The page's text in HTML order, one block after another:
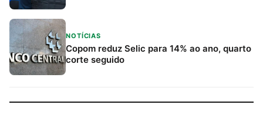
NOTÍCIAS
Copom reduz Selic para 14% ao ano, quarto
corte seguido